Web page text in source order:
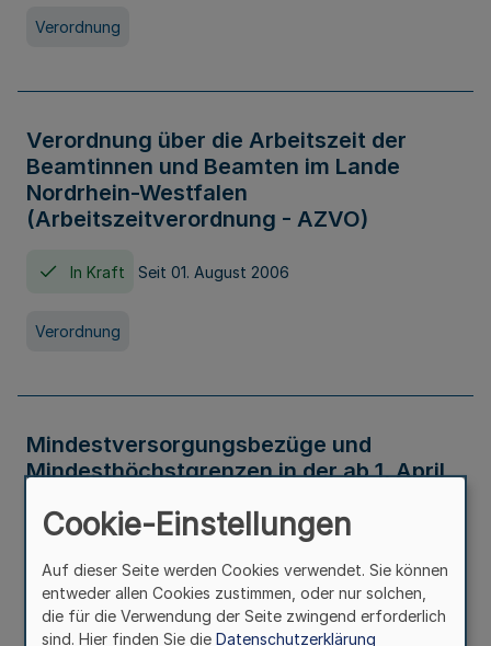
Verordnung
Verordnung über die Arbeitszeit der
Beamtinnen und Beamten im Lande
Nordrhein-Westfalen
(Arbeitszeitverordnung - AZVO)
In Kraft Seit 01. August 2006
Verordnung
Mindestversorgungsbezüge und
Mindesthöchstgrenzen in der ab 1. April
Verwaltungsvorschrift
Cookie-Einstellungen
Auf dieser Seite werden Cookies verwendet. Sie können
entweder allen Cookies zustimmen, oder nur solchen,
die für die Verwendung der Seite zwingend erforderlich
sind. Hier finden Sie die Datenschutzerklärung